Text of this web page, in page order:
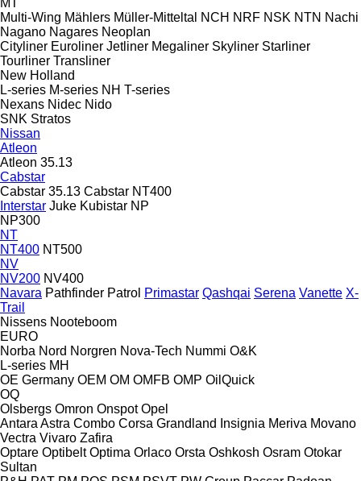
Multi-Wing Mählers Müller-Mitteltal NCH NRF NSK NTN Nachi
Nagano Nagares Neoplan
Cityliner Euroliner Jetliner Megaliner Skyliner Starliner
Tourliner Transliner
New Holland
L-series M-series NH T-series
Nexans Nidec Nido
SNK Stratos
Nissan
Atleon
Atleon 35.13
Cabstar
Cabstar 35.13 Cabstar NT400
Interstar Juke Kubistar NP
NP300
NT
NT400 NT500
NV
NV200 NV400
Navara Pathfinder Patrol Primastar Qashqai Serena Vanette X-
Trail
Nissens Nooteboom
EURO
Norba Nord Norgren Nova-Tech Nummi O&K
L-series MH
OE Germany OEM OM OMFB OMP OilQuick
OQ
Olsbergs Omron Onspot Opel
Antara Astra Combo Corsa Grandland Insignia Meriva Movano
Vectra Vivaro Zafira
Optare Optibelt Optima Orlaco Orsta Oshkosh Osram Otokar
Sultan